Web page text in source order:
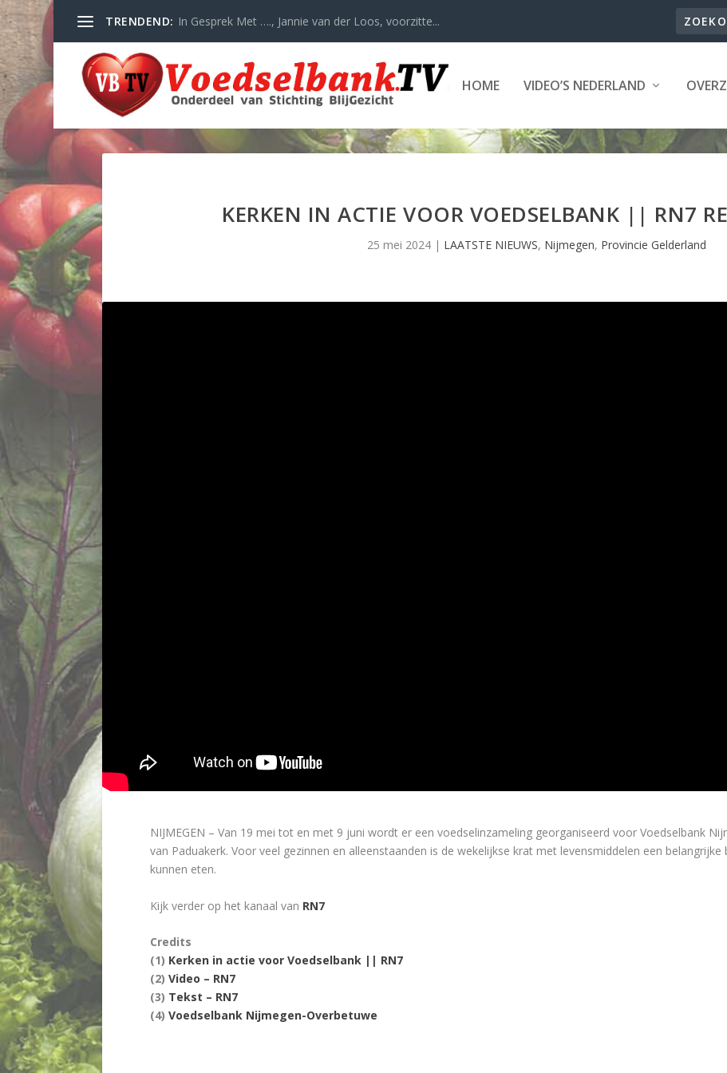
TRENDEND: In Gesprek Met …., Jannie van der Loos, voorzitte...
HOME VIDEO’S NEDERLAND
KERKEN IN ACTIE VOOR VOEDSELBANK || RN7
25 mei 2024| LAATSTE NIEUWS, Nijmegen, Provincie Gelderland
NIJMEGEN – Van 19 mei tot en met 9 juni wordt er een voedselinzameling georganiseerd voor Voedselbank
van Paduakerk. Voor veel gezinnen en alleenstaanden is de wekelijkse krat met levensmiddelen een
kunnen eten.
Kijk verder op het kanaal van RN7
Credits
(1) Kerken in actie voor Voedselbank || RN7
(2) Video – RN7
(3) Tekst – RN7
(4) Voedselbank Nijmegen-Overbetuwe